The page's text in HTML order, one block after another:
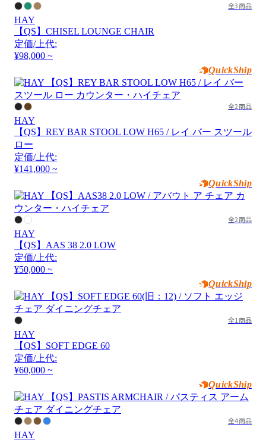
全3商品
HAY
【QS】CHISEL LOUNGE CHAIR
定価/上代:
¥98,000 ~
QuickShip
全2商品
HAY
【QS】REY BAR STOOL LOW H65 / レイ バー スツール
ロー
定価/上代:
¥141,000 ~
QuickShip
全2商品
HAY
【QS】AAS 38 2.0 LOW
定価/上代:
¥50,000 ~
QuickShip
全1商品
HAY
【QS】SOFT EDGE 60
定価/上代:
¥60,000 ~
QuickShip
全4商品
HAY